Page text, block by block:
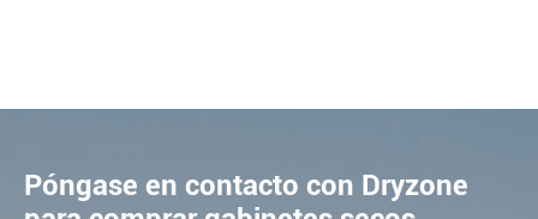
Póngase en contacto con Dryzone